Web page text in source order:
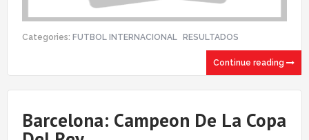
Categories: FUTBOL INTERNACIONAL RESULTADOS
Continue reading
Barcelona: Campeon De La Copa